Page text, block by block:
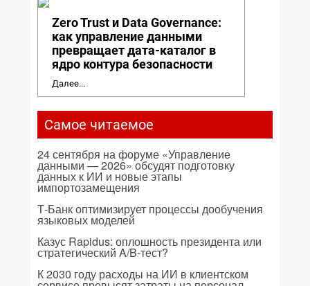
Zero Trust и Data Governance:
как управление данными
превращает дата-каталог в
ядро контура безопасности
Далее...
Самое читаемое
24 сентября на форуме «Управление
данными — 2026» обсудят подготовку
данных к ИИ и новые этапы
импортозамещения
Т-Банк оптимизирует процессы дообучения
языковых моделей
Казус Rapidus: оплошность президента или
стратегический A/B-тест?
К 2030 году расходы на ИИ в клиентском